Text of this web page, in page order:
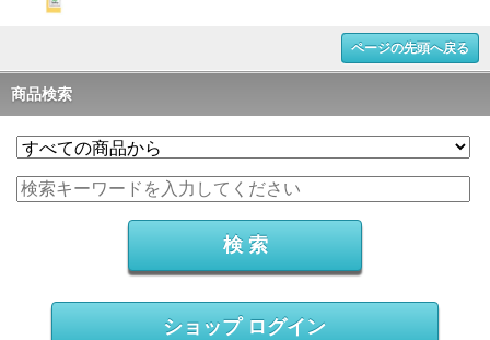
ページの先頭へ戻る
商品検索
ショップ ログイン